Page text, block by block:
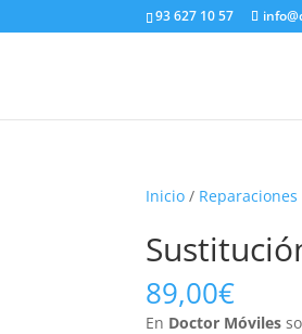
93 627 10 57
Inicio /
89,00€
En Doctor Móviles